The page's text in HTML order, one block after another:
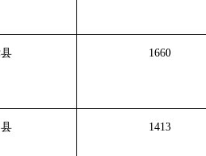
1660
1413